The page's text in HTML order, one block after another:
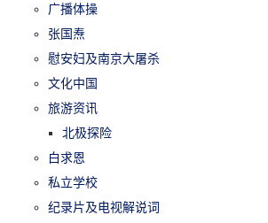
广播体操
张国焘
慰安妇及南京大屠杀
文化中国
旅游资讯
北极探险
白求恩
私立学校
纪录片及电视解说词